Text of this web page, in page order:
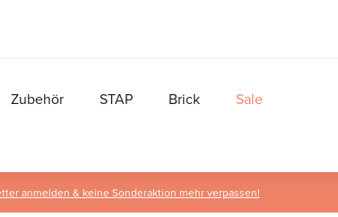
Zubehör STAP Brick
Sale
anmelden & keine Sonderaktion mehr verpassen!